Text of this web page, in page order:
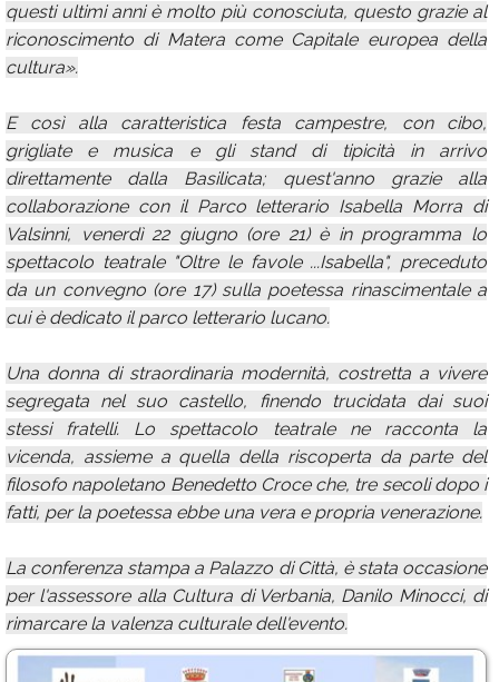
questi ultimi anni è molto più conosciuta, questo grazie al
riconoscimento di Matera come Capitale europea della
cultura».
E così alla caratteristica festa campestre, con cibo,
grigliate e musica e gli stand di tipicità in arrivo
direttamente dalla Basilicata; quest'anno grazie alla
collaborazione con il Parco letterario Isabella Morra di
Valsinni, venerdì 22 giugno (ore 21) è in programma lo
spettacolo teatrale "Oltre le favole ...Isabella", preceduto
da un convegno (ore 17) sulla poetessa rinascimentale a
cui è dedicato il parco letterario lucano.
Una donna di straordinaria modernità, costretta a vivere
segregata nel suo castello, finendo trucidata dai suoi
stessi fratelli. Lo spettacolo teatrale ne racconta la
vicenda, assieme a quella della riscoperta da parte del
filosofo napoletano Benedetto Croce che, tre secoli dopo i
fatti, per la poetessa ebbe una vera e propria venerazione.
La conferenza stampa a Palazzo di Città, è stata occasione
per l'assessore alla Cultura di Verbania, Danilo Minocci, di
rimarcare la valenza culturale dell'evento.